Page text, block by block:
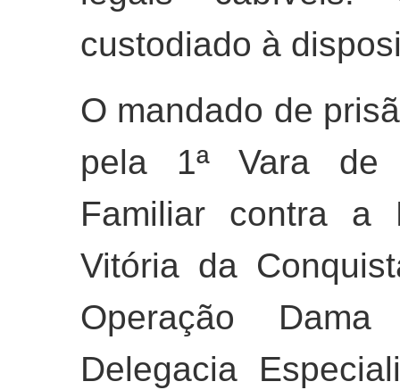
custodiado à
O mandado de
pela 1ª Vara de
Familiar contra a
Vitória da
Operação
Delegacia